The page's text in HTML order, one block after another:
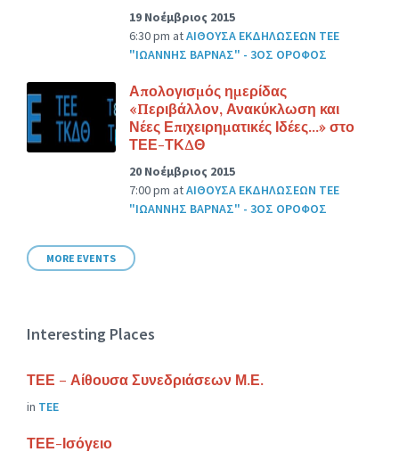
19 Νοέμβριος 2015
6:30 pm atΑΙΘΟΥΣΑ ΕΚΔΗΛΩΣΕΩΝ ΤΕΕ
"ΙΩΑΝΝΗΣ ΒΑΡΝΑΣ" - 3ΟΣ ΟΡΟΦΟΣ
Απολογισμός ημερίδας
«Περιβάλλον, Ανακύκλωση και
Νέες Επιχειρηματικές Ιδέες…» στο
ΤΕΕ-ΤΚΔΘ
20 Νοέμβριος 2015
7:00 pm atΑΙΘΟΥΣΑ ΕΚΔΗΛΩΣΕΩΝ ΤΕΕ
"ΙΩΑΝΝΗΣ ΒΑΡΝΑΣ" - 3ΟΣ ΟΡΟΦΟΣ
MORE EVENTS
Interesting Places
ΤΕΕ – Αίθουσα Συνεδριάσεων Μ.Ε.
in ΤΕΕ
ΤΕΕ-Ισόγειο